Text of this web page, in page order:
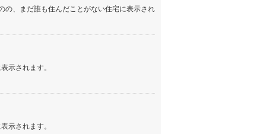
の、まだ誰も住んだことがない住宅に表示され
示されます。
示されます。